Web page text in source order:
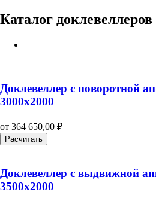
Каталог
Доклевеллер с поворотной
3000х2000
от 364 650,00 ₽
Расчитать
Доклевеллер с выдвижной
3500х2000